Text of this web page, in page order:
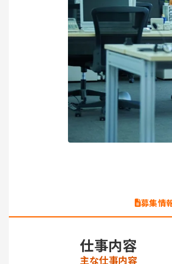
募集情
仕事内容
主な仕事内容